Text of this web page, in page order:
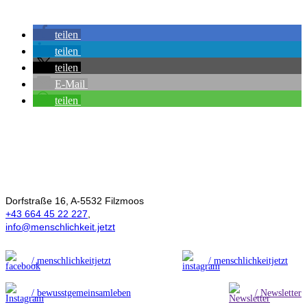
teilen
teilen
teilen
E-Mail
teilen
Dorfstraße 16, A-5532 Filzmoos
+43 664 45 22 227,
info@menschlichkeit.jetzt
/ menschlichkeitjetzt / menschlichkeitjetzt
/ bewusstgemeinsamleben / Newsletter